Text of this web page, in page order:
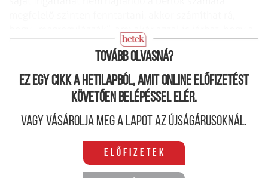
város elkobozza a kérdéses ingatlant.
Tovább olvasná?
Ez egy cikk a hetilapból, amit online előfizetést
követően belépéssel elér.
Vagy vásárolja meg a lapot az újságárusoknál.
Előfizetek